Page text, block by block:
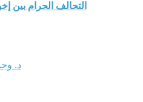
التحالف الحرام بين
د.